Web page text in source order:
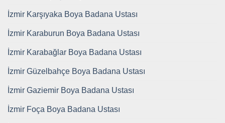
İzmir Karşıyaka Boya Badana Ustası
İzmir Karaburun Boya Badana Ustası
İzmir Karabağlar Boya Badana Ustası
İzmir Güzelbahçe Boya Badana Ustası
İzmir Gaziemir Boya Badana Ustası
İzmir Foça Boya Badana Ustası